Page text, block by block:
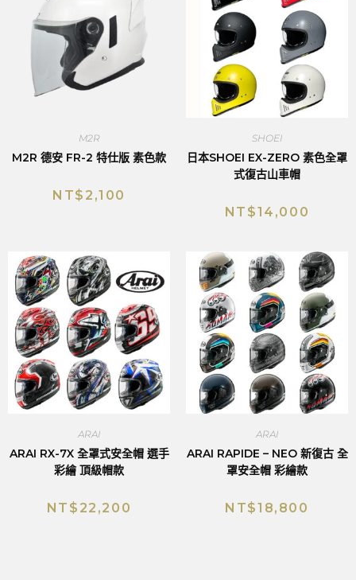
M2R
M2R 德安 FR-2 特仕版 素色款
NT$ 2,100
SHOEI
日本SHOEI EX-ZERO 素色全罩
式復古山車帽
NT$14,000
ARAI
ARAI RX-7X 全罩式安全帽 選手
彩繪 頂級帽款
NT$ 22,200
ARAI
ARAI RAPIDE – NEO 新復古 全
罩安全帽 彩繪款
NT$18,800